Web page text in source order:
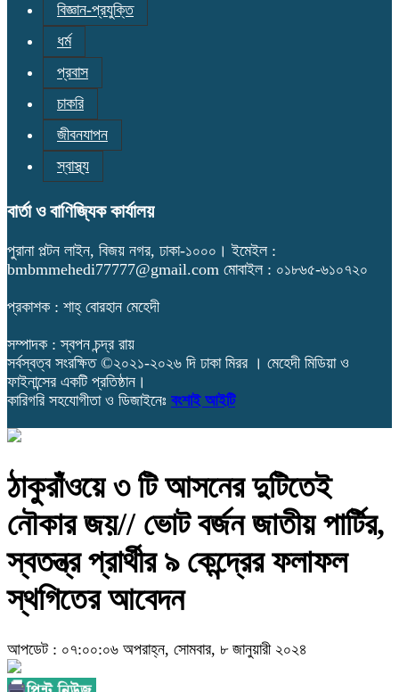
বিজ্ঞান-প্রযুক্তি
ধর্ম
প্রবাস
চাকরি
জীবনযাপন
স্বাস্থ্য
বার্তা ও বাণিজ্যিক কার্যালয়
পুরানা পল্টন লাইন, বিজয় নগর, ঢাকা-১০০০। ইমেইল :
bmbmmehedi77777@gmail.com মোবাইল : ০১৮৬৫-৬১০৭২০
প্রকাশক : শাহ্ বোরহান মেহেদী
সম্পাদক : স্বপন চন্দ্র রায়
সর্বস্বত্ব সংরক্ষিত ©২০২১-২০২৬ দি ঢাকা মিরর । মেহেদী মিডিয়া ও
ফাইনান্সের একটি প্রতিষ্ঠান।
কারিগরি সহযোগীতা ও ডিজাইনেঃ বংশাই আইটি
ঠাকুরাঁওয়ে ৩ টি আসনের দুটিতেই
নৌকার জয়// ভোট বর্জন জাতীয় পার্টির,
স্বতন্ত্র প্রার্থীর ৯ কেন্দ্রের ফলাফল
স্থগিতের আবেদন
আপডেট : ০৭:০০:০৬ অপরাহ্ন, সোমবার, ৮ জানুয়ারী ২০২৪